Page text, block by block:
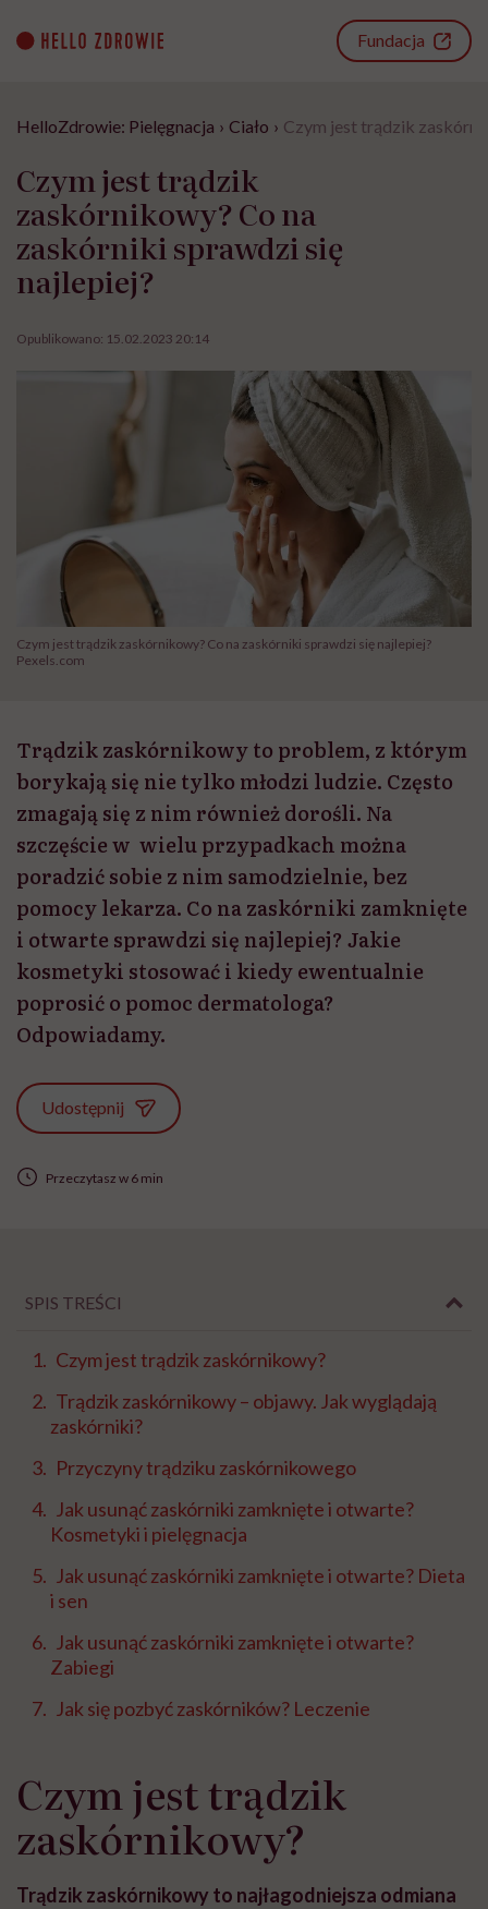
content
Fundacja
HelloZdrowie: Pielęgnacja › Ciało › Czym jest trądzik
Czym jest trądzik
zaskórnikowy? Co na
zaskórniki sprawdzi się
najlepiej?
Opublikowano: 15.02.2023 20:14
Czym jest trądzik zaskórnikowy? Co na zaskórniki sprawdzi się najlepiej?
Pexels.com
Trądzik zaskórnikowy to problem, z którym
borykają się nie tylko młodzi ludzie. Często
zmagają się z nim również dorośli. Na
szczęście w wielu przypadkach można
poradzić sobie z nim samodzielnie, bez
pomocy lekarza. Co na zaskórniki zamknięte
i otwarte sprawdzi się najlepiej? Jakie
kosmetyki stosować i kiedy ewentualnie
poprosić o pomoc dermatologa?
Odpowiadamy.
Udostępnij
Przeczytasz w 6 min
SPIS TREŚCI
Czym jest trądzik zaskórnikowy?
Trądzik zaskórnikowy – objawy. Jak wyglądają
zaskórniki?
Przyczyny trądziku zaskórnikowego
Jak usunąć zaskórniki zamknięte i otwarte?
Kosmetyki i pielęgnacja
Jak usunąć zaskórniki zamknięte i otwarte? Dieta
i sen
Jak usunąć zaskórniki zamknięte i otwarte?
Zabiegi
Jak się pozbyć zaskórników? Leczenie
Czym jest trądzik
zaskórnikowy?
Trądzik zaskórnikowy to najłagodniejsza odmiana